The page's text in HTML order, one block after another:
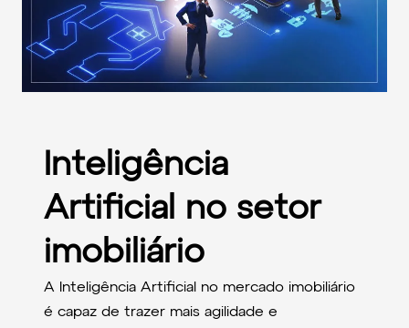
Inteligência
Artificial no setor
imobiliário
A Inteligência Artificial no mercado imobiliário
é capaz de trazer mais agilidade e